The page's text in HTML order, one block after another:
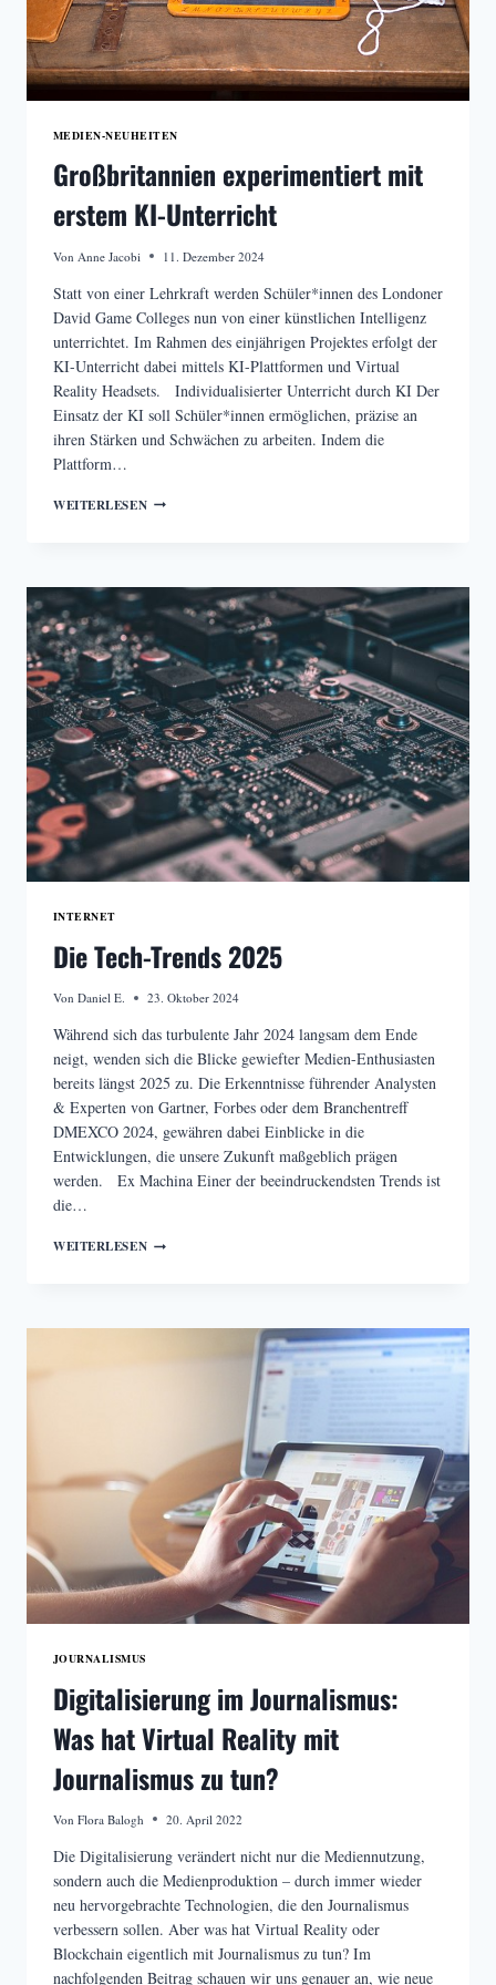
MEDIEN-NEUHEITEN
Großbritannien experimentiert mit
erstem KI-Unterricht
Von Anne Jacobi 11. Dezember 2024
Statt von einer Lehrkraft werden Schüler*innen des Londoner
David Game Colleges nun von einer künstlichen Intelligenz
unterrichtet. Im Rahmen des einjährigen Projektes erfolgt der
KI-Unterricht dabei mittels KI-Plattformen und Virtual
Reality Headsets. Individualisierter Unterricht durch KI Der
Einsatz der KI soll Schüler*innen ermöglichen, präzise an
ihren Stärken und Schwächen zu arbeiten. Indem die
Plattform…
WEITERLESENGROSSBRITANNIEN E
NTERRICHT
INTERNET
Die Tech-Trends 2025
Von Daniel E. 23. Oktober 2024
Während sich das turbulente Jahr 2024 langsam dem Ende
neigt, wenden sich die Blicke gewiefter Medien-Enthusiasten
bereits längst 2025 zu. Die Erkenntnisse führender Analysten
& Experten von Gartner, Forbes oder dem Branchentreff
DMEXCO 2024, gewähren dabei Einblicke in die
Entwicklungen, die unsere Zukunft maßgeblich prägen
werden. Ex Machina Einer der beeindruckendsten Trends ist
die…
WEITERLESENDIE
JOURNALISMUS
Digitalisierung im Journalismus:
Was hat Virtual Reality mit
Journalismus zu tun?
Von Flora Balogh 20. April 2022
Die Digitalisierung verändert nicht nur die Mediennutzung,
sondern auch die Medienproduktion – durch immer wieder
neu hervorgebrachte Technologien, die den Journalismus
verbessern sollen. Aber was hat Virtual Reality oder
Blockchain eigentlich mit Journalismus zu tun? Im
nachfolgenden Beitrag schauen wir uns genauer an, wie neue